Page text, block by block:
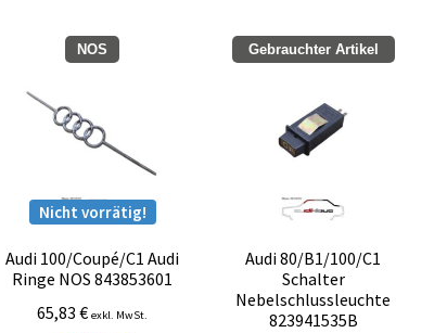
Nicht vorrätig!
NOS
Audi 100/Coupé/C1 Audi
Ringe NOS 843853601
65,83€ exkl. MwSt.
Gebrauchter Artikel
Audi 80/B1/100/C1
Schalter
Nebelschlussleuchte
823941535B